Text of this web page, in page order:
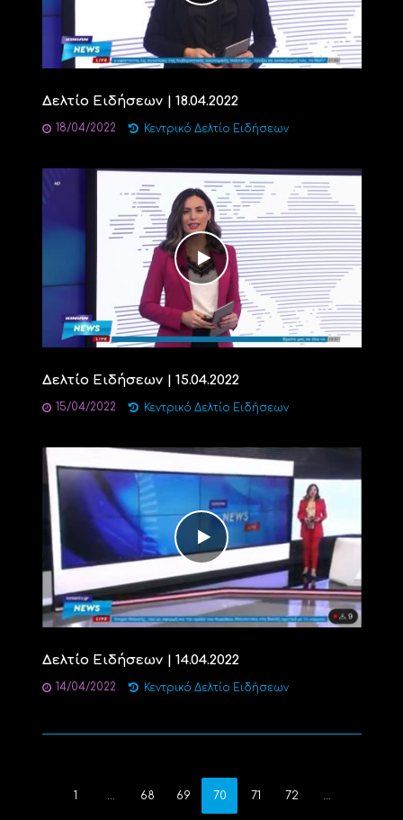
Δελτίο Ειδήσεων | 18.04.2022
18/04/2022 Κεντρικό Δελτίο Ειδήσεων
Δελτίο Ειδήσεων | 15.04.2022
15/04/2022 Κεντρικό Δελτίο Ειδήσεων
Δελτίο Ειδήσεων | 14.04.2022
14/04/2022 Κεντρικό Δελτίο Ειδήσεων
1 68 69 70 71 72